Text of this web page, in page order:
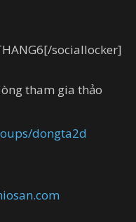
sociallocker]
tham gia thảo
dongta2d